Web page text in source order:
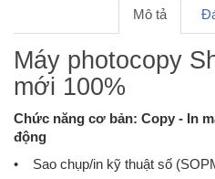
Mô tả
Máy photocopy
mới 100%
Chức năng cơ bản: Copy - In
động
• Sao chụp/in kỹ thuật số